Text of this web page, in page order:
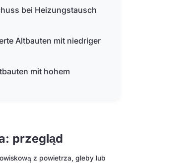
bei Heizungstausch
Altbauten mit niedriger
mit hohem
przegląd
z powietrza, gleby lub